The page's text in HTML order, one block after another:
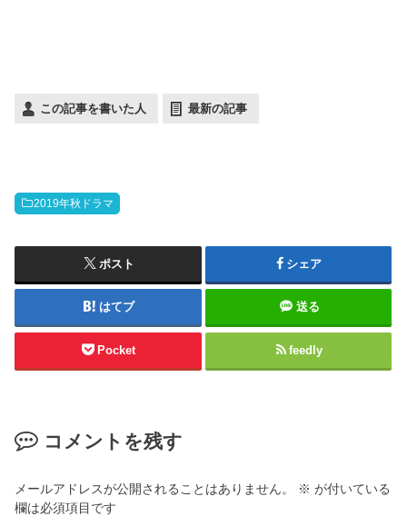
この記事を書いた人 最新の記事
2019年秋ドラマ
ポスト シェア
はてブ 送る
Pocket feedly
コメントを残す
メールアドレスが公開されることはありません。 ※ が付いている
欄は必須項目です